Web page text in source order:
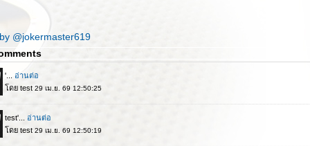
@jokermaster619